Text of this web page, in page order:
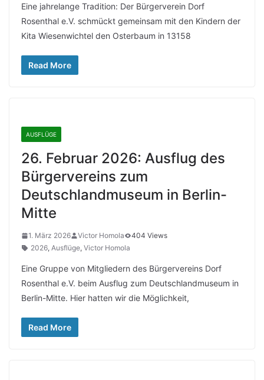
Eine jahrelange Tradition: Der Bürgerverein Dorf
Rosenthal e.V. schmückt gemeinsam mit den Kindern der
Kita Wiesenwichtel den Osterbaum in 13158
Read More
AUSFLÜGE
26. Februar 2026: Ausflug des
Bürgervereins zum
Deutschlandmuseum in Berlin-
Mitte
1. März 2026 Victor Homola
404 Views
2026, Ausflüge, Victor Homola
Eine Gruppe von Mitgliedern des Bürgervereins Dorf
Rosenthal e.V. beim Ausflug zum Deutschlandmuseum in
Berlin-Mitte. Hier hatten wir die Möglichkeit,
Read More